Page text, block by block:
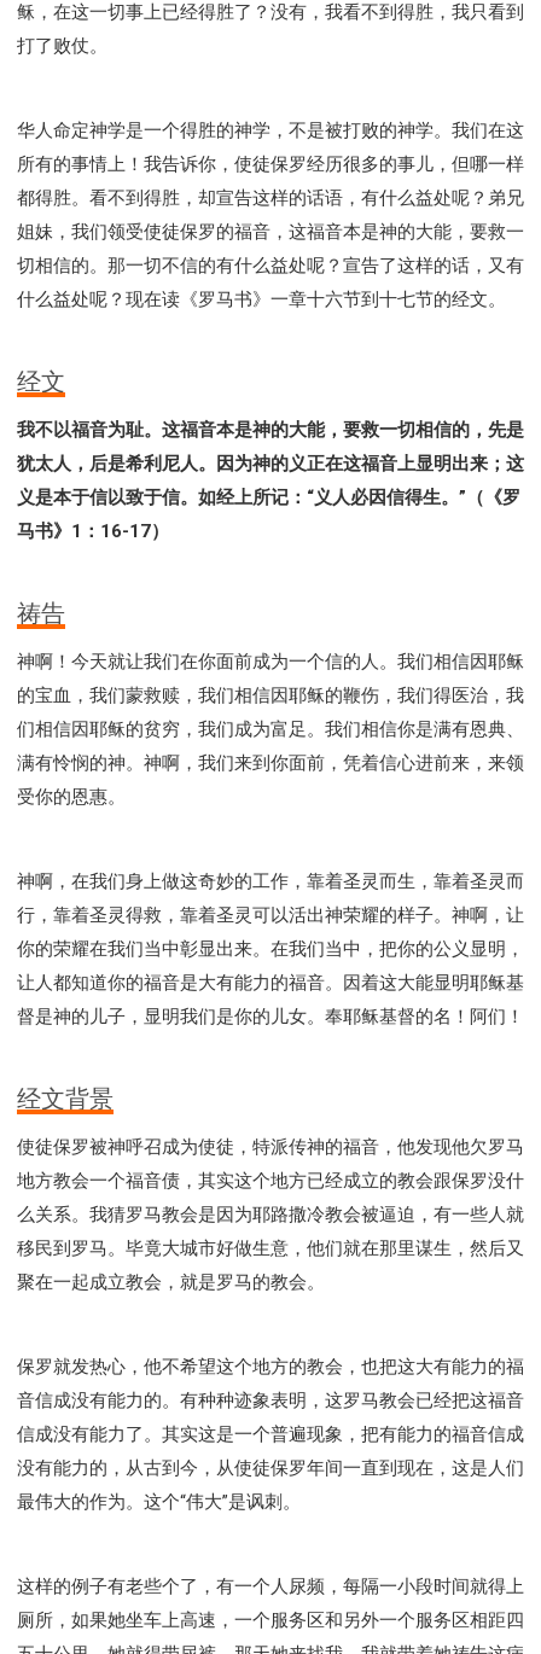
稣，在这一切事上已经得胜了？没有，我看不到得胜，我只看到
打了败仗。
华人命定神学是一个得胜的神学，不是被打败的神学。我们在这
所有的事情上！我告诉你，使徒保罗经历很多的事儿，但哪一样
都得胜。看不到得胜，却宣告这样的话语，有什么益处呢？弟兄
姐妹，我们领受使徒保罗的福音，这福音本是神的大能，要救一
切相信的。那一切不信的有什么益处呢？宣告了这样的话，又有
什么益处呢？现在读《罗马书》一章十六节到十七节的经文。
经文
我不以福音为耻。这福音本是神的大能，要救一切相信的，先是
犹太人，后是希利尼人。因为神的义正在这福音上显明出来；这
义是本于信以致于信。如经上所记：“义人必因信得生。”（《罗
马书》1：16-17）
祷告
神啊！今天就让我们在你面前成为一个信的人。我们相信因耶稣
的宝血，我们蒙救赎，我们相信因耶稣的鞭伤，我们得医治，我
们相信因耶稣的贫穷，我们成为富足。我们相信你是满有恩典、
满有怜悯的神。神啊，我们来到你面前，凭着信心进前来，来领
受你的恩惠。
神啊，在我们身上做这奇妙的工作，靠着圣灵而生，靠着圣灵而
行，靠着圣灵得救，靠着圣灵可以活出神荣耀的样子。神啊，让
你的荣耀在我们当中彰显出来。在我们当中，把你的公义显明，
让人都知道你的福音是大有能力的福音。因着这大能显明耶稣基
督是神的儿子，显明我们是你的儿女。奉耶稣基督的名！阿们！
经文背景
使徒保罗被神呼召成为使徒，特派传神的福音，他发现他欠罗马
地方教会一个福音债，其实这个地方已经成立的教会跟保罗没什
么关系。我猜罗马教会是因为耶路撒冷教会被逼迫，有一些人就
移民到罗马。毕竟大城市好做生意，他们就在那里谋生，然后又
聚在一起成立教会，就是罗马的教会。
保罗就发热心，他不希望这个地方的教会，也把这大有能力的福
音信成没有能力的。有种种迹象表明，这罗马教会已经把这福音
信成没有能力了。其实这是一个普遍现象，把有能力的福音信成
没有能力的，从古到今，从使徒保罗年间一直到现在，这是人们
最伟大的作为。这个“伟大”是讽刺。
这样的例子有老些个了，有一个人尿频，每隔一小段时间就得上
厕所，如果她坐车上高速，一个服务区和另外一个服务区相距四